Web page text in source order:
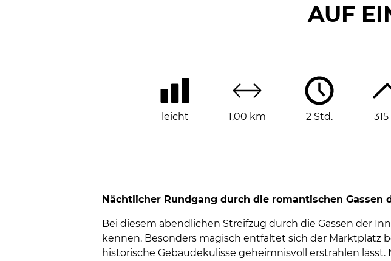
AUF
leicht 1,00 km 2 Std.
Nächtlicher Rundgang durch die romantischen Gassen
Bei diesem abendlichen Streifzug durch die Gassen der
kennen. Besonders magisch entfaltet sich der Marktplatz
historische Gebäudekulisse geheimnisvoll erstrahlen